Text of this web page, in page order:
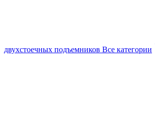
двухстоечных подъемников Все категории